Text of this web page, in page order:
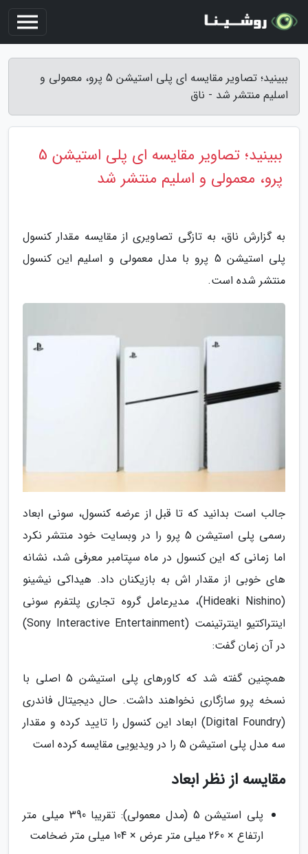
ببینید؛ تصاویر مقایسه ای پلی استیشن 5 پرو، معمولی و
اسلیم منتشر شد - ناق
ببینید؛ تصاویر مقایسه ای پلی استیشن 5
پرو، معمولی و اسلیم منتشر شد
به گزارش ناق، به تازگی تصاویری از مقایسه مقدار کنسول
پلی استیشن 5 پرو با مدل معمولی و اسلیم این کنسول
منتشر شده است.
جالب است بدانید که تا قبل از عرضه کنسول، سونی ابعاد
رسمی پلی استیشن 5 پرو را در وبسایت خود منتشر نکرد
اما زمانی که این کنسول در ماه سپتامبر معرفی شد، نشانه
های خوبی از مقدار اش به بازیکنان داد. هیداکی نیشینو
(Hideaki Nishino)، مدیرعامل گروه تجاری پلتفرم سونی
اینتراکتیو اینترتینمت (Sony Interactive Entertainment)
در آن زمان گفت:
همچنین گفته شد که کاورهای پلی استیشن 5 اصلی با
نسخه پرو سازگاری نخواهند داشت. حال دیجیتال فاندری
(Digital Foundry) ابعاد این کنسول را تایید کرده و مقدار
سه مدل پلی استیشن 5 را در ویدیویی مقایسه کرده است
مقایسه از نظر ابعاد
پلی استیشن 5 (مدل معمولی): تقریبا 390 میلی متر
ارتفاع × 260 میلی متر عرض × 104 میلی متر ضخامت